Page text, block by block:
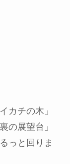
カチの木」
の展望台」
っと回りま